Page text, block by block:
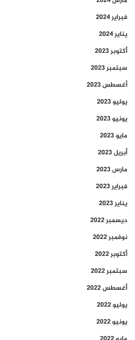
فبراير 2024
يناير 2024
أكتوبر 2023
سبتمبر 2023
أغسطس 2023
يوليو 2023
يونيو 2023
مايو 2023
أبريل 2023
مارس 2023
فبراير 2023
يناير 2023
ديسمبر 2022
نوفمبر 2022
أكتوبر 2022
سبتمبر 2022
أغسطس 2022
يوليو 2022
يونيو 2022